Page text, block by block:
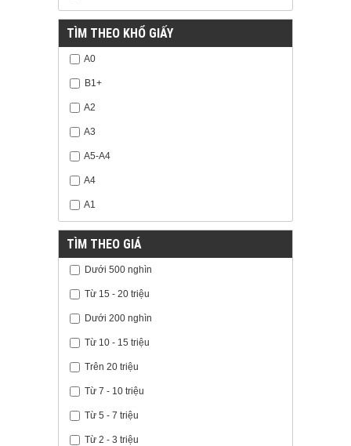
TÌM THEO KHỔ GIẤY
A0
B1+
A2
A3
A5-A4
A4
A1
TÌM THEO GIÁ
Dưới 500 nghìn
Từ 15 - 20 triệu
Dưới 200 nghìn
Từ 10 - 15 triệu
Trên 20 triệu
Từ 7 - 10 triệu
Từ 5 - 7 triệu
Từ 2 - 3 triệu